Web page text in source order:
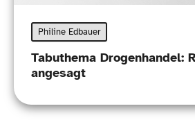
Philine Edbauer
Tabuthema Drogenhandel:
angesagt